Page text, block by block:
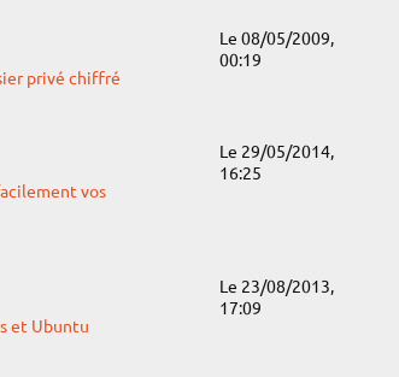
privé chiffré
Le 08/05/2009,
00:19
vos
Le 29/05/2014,
16:25
et Ubuntu
Le 23/08/2013,
17:09